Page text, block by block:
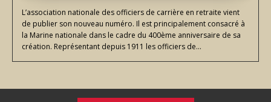
L’association nationale des officiers de carrière en retraite vient
de publier son nouveau numéro. Il est principalement consacré à
la Marine nationale dans le cadre du 400ème anniversaire de sa
création. Représentant depuis 1911 les officiers de...